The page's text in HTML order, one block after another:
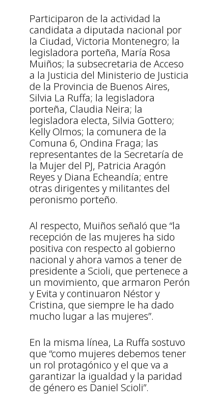
Participaron de la actividad la
candidata a diputada nacional por
la Ciudad, Victoria Montenegro; la
legisladora porteña, María Rosa
Muiños; la subsecretaria de Acceso
a la Justicia del Ministerio de Justicia
de la Provincia de Buenos Aires,
Silvia La Ruffa; la legisladora
porteña, Claudia Neira; la
legisladora electa, Silvia Gottero;
Kelly Olmos; la comunera de la
Comuna 6, Ondina Fraga; las
representantes de la Secretaría de
la Mujer del PJ, Patricia Aragón
Reyes y Diana Echeandía; entre
otras dirigentes y militantes del
peronismo porteño.
Al respecto, Muiños señaló que “la
recepción de las mujeres ha sido
positiva con respecto al gobierno
nacional y ahora vamos a tener de
presidente a Scioli, que pertenece a
un movimiento, que armaron Perón
y Evita y continuaron Néstor y
Cristina, que siempre le ha dado
mucho lugar a las mujeres”.
En la misma línea, La Ruffa sostuvo
que “como mujeres debemos tener
un rol protagónico y el que va a
garantizar la igualdad y la paridad
de género es Daniel Scioli”.